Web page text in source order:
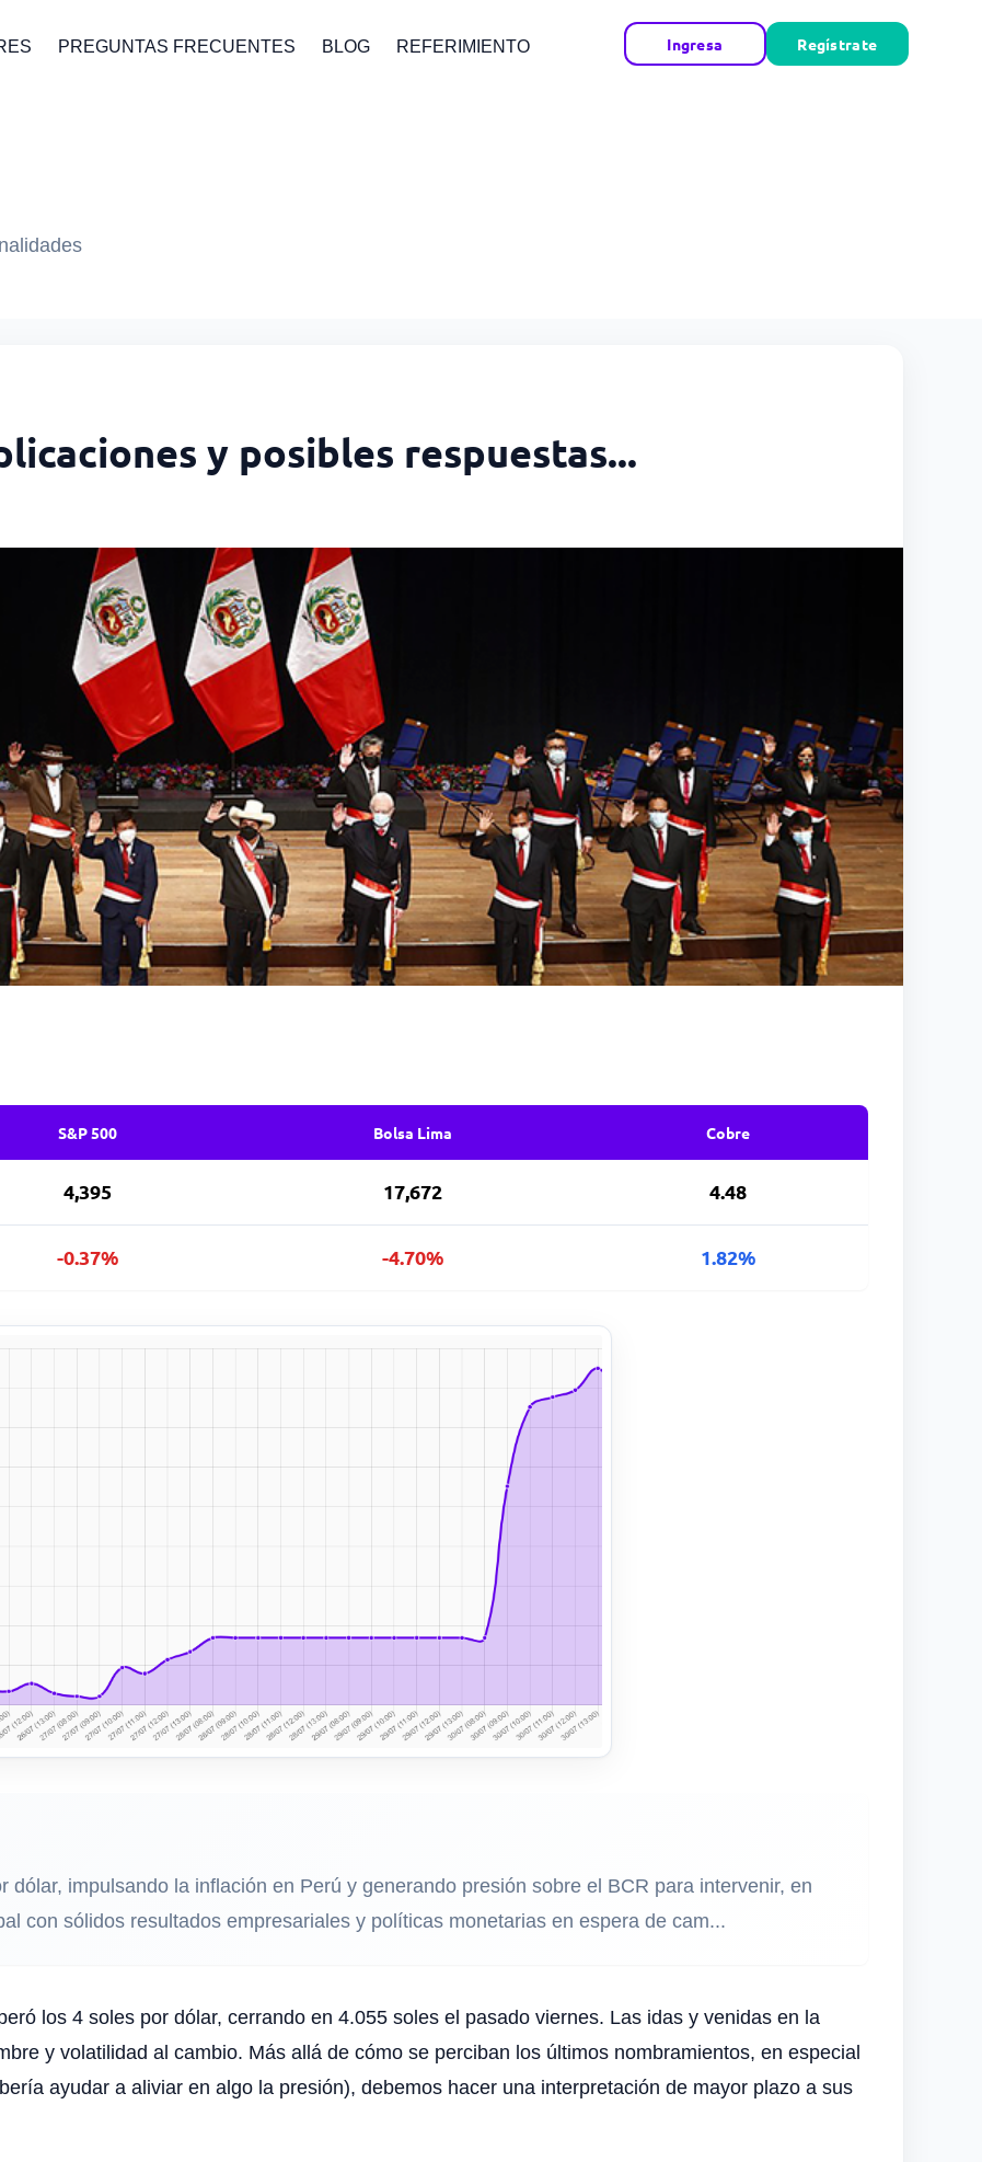
PREGUNTAS FRECUENTES BLOG REFERIMIENTO Ingresa Regístrate
y posibles respuestas...
S&P 500 Bolsa Lima Cobre
4,395 17,672 4.48
-0.37% -4.70% 1.82%
dólar, impulsando la inflación en Perú y generando presión sobre el BCR para intervenir, en
con sólidos resultados empresariales y políticas monetarias en espera de cam...
los 4 soles por dólar, cerrando en 4.055 soles el pasado viernes. Las idas y venidas en la
y volatilidad al cambio. Más allá de cómo se perciban los últimos nombramientos, en especial
ayudar a aliviar en algo la presión), debemos hacer una interpretación de mayor plazo a sus